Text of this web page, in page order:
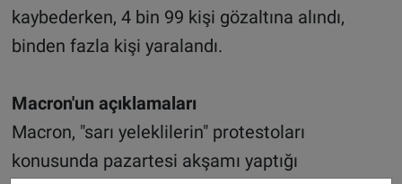
kaybederken, 4 bin 99 kişi gözaltına alındı,
binden fazla kişi yaralandı.
Macron'un açıklamaları
Macron, "sarı yeleklilerin" protestoları
konusunda pazartesi akşamı yaptığı